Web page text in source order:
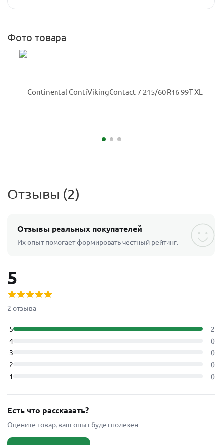
Фото товара
Отзывы (2)
Отзывы реальных покупателей
Их опыт помогает формировать честный рейтинг.
5
2 отзыва
5
2
4
0
3
0
2
0
1
0
Есть что рассказать?
Оцените товар, ваш опыт будет полезен